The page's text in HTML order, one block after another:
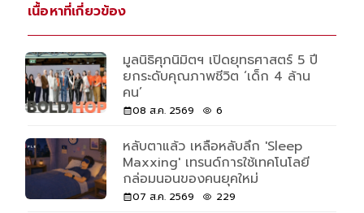
เนื้อหาที่เกี่ยวข้อง
มูลนิธิศุภนิมิตฯ เปิดยุทธศาสตร์ 5 ปี
ยกระดับคุณภาพชีวิต ‘เด็ก 4 ล้าน
คน’
08 ส.ค. 2569 6
หลับตาแล้ว เหลือหลับลึก 'Sleep
Maxxing' เทรนด์การใช้เทคโนโลยี
กล่อมนอนของคนยุคใหม่
07 ส.ค. 2569 229